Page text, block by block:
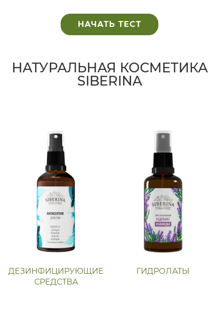
НАЧАТЬ ТЕСТ
НАТУРАЛЬНАЯ КОСМЕТИКА
SIBERINA
ДЕЗИНФИЦИРУЮЩИЕ
СРЕДСТВА
ГИДРОЛАТЫ